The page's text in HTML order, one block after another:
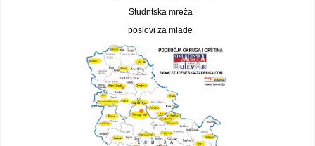
Studntska mreža
poslovi za mlade